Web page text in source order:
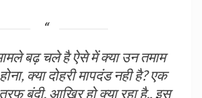
बढ़ चले है ऐसे में क्या उन तमाम
क्या दोहरी मापदंड नही है? एक
बंदी, आखिर हो क्या रहा है,, इस